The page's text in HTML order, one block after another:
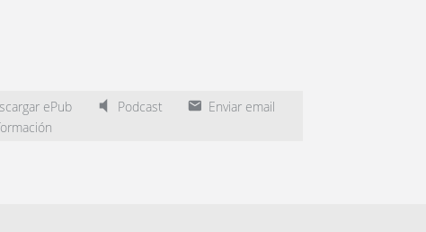
ePub Podcast
Enviar email